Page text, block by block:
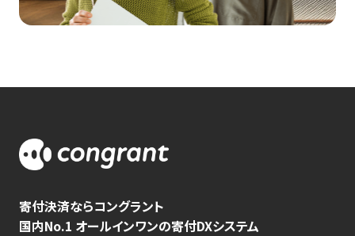
寄付決済ならコングラント
国内No.1 オールインワンの寄付DXシステム